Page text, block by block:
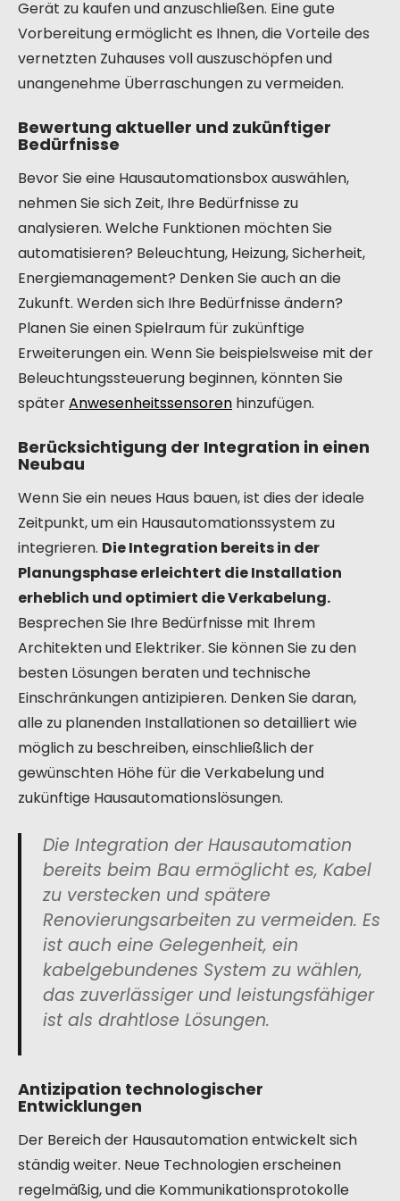
Gerät zu kaufen und anzuschließen. Eine gute
Vorbereitung ermöglicht es Ihnen, die Vorteile des
vernetzten Zuhauses voll auszuschöpfen und
unangenehme Überraschungen zu vermeiden.
Bewertung aktueller und zukünftiger
Bedürfnisse
Bevor Sie eine Hausautomationsbox auswählen,
nehmen Sie sich Zeit, Ihre Bedürfnisse zu
analysieren. Welche Funktionen möchten Sie
automatisieren? Beleuchtung, Heizung, Sicherheit,
Energiemanagement? Denken Sie auch an die
Zukunft. Werden sich Ihre Bedürfnisse ändern?
Planen Sie einen Spielraum für zukünftige
Erweiterungen ein. Wenn Sie beispielsweise mit der
Beleuchtungssteuerung beginnen, könnten Sie
späterAnwesenheitssensoren hinzufügen.
Berücksichtigung der Integration in einen
Neubau
Wenn Sie ein neues Haus bauen, ist dies der ideale
Zeitpunkt, um ein Hausautomationssystem zu
integrieren. Die Integration bereits in der
Planungsphase erleichtert die Installation
erheblich und optimiert die Verkabelung.
Besprechen Sie Ihre Bedürfnisse mit Ihrem
Architekten und Elektriker. Sie können Sie zu den
besten Lösungen beraten und technische
Einschränkungen antizipieren. Denken Sie daran,
alle zu planenden Installationen so detailliert wie
möglich zu beschreiben, einschließlich der
gewünschten Höhe für die Verkabelung und
zukünftige Hausautomationslösungen.
Die Integration der Hausautomation
bereits beim Bau ermöglicht es, Kabel
zu verstecken und spätere
Renovierungsarbeiten zu vermeiden. Es
ist auch eine Gelegenheit, ein
kabelgebundenes System zu wählen,
das zuverlässiger und leistungsfähiger
ist als drahtlose Lösungen.
Antizipation technologischer
Entwicklungen
Der Bereich der Hausautomation entwickelt sich
ständig weiter. Neue Technologien erscheinen
regelmäßig, und die Kommunikationsprotokolle